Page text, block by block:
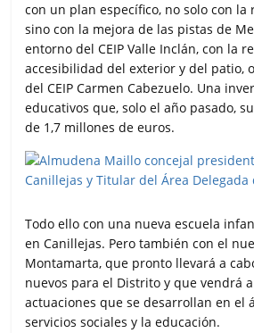
con un plan específico, no solo con
sino con la mejora de las pistas de
entorno del CEIP Valle Inclán, con la
accesibilidad del exterior y del patio,
del CEIP Carmen Cabezuelo. Una
educativos que, solo el año pasado,
de 1,7 millones de euros.
Todo ello con una nueva escuela
en Canillejas. Pero también con el
Montamarta, que pronto llevará a
nuevos para el Distrito y que vendrá
actuaciones que se desarrollan en el
servicios sociales y la educación.